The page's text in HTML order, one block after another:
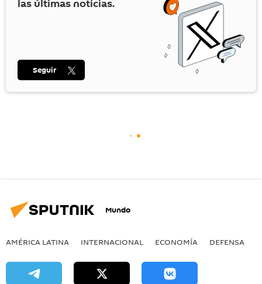
las últimas noticias.
Seguir
Mundo
AMÉRICA LATINA INTERNACIONAL ECONOMÍA DEFENSA